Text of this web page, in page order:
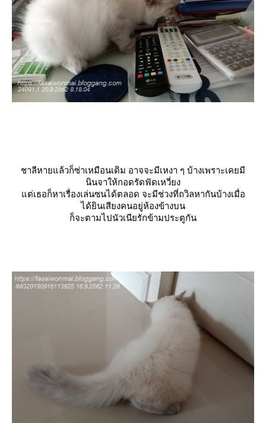
ชาลีหายแล้วก็ซ่าเหมือนเดิม อาจจะมีเหงา ๆ บ้างเพราะเคยมี
นินจาให้กอดรัดฟัดเหวี่ยง
ต่เธอก็หาเรื่องเล่นซนได้ตลอด จะมีช่วงที่ถวิลหากันบ้างเมื่อ
ได้ยินเสียงคนอยู่ห้องข้างบน
ก็จะตามไปนัวเนียรักข้ามประตูกัน